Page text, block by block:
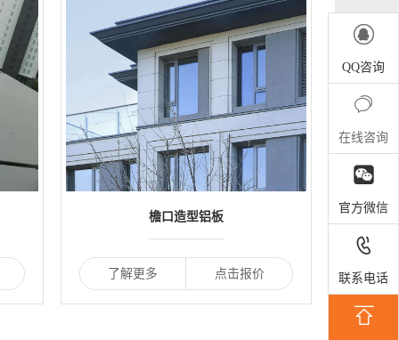
檐口造型铝板
了解更多 点击报价

QQ咨询

在线咨询

官方微信

联系电话
